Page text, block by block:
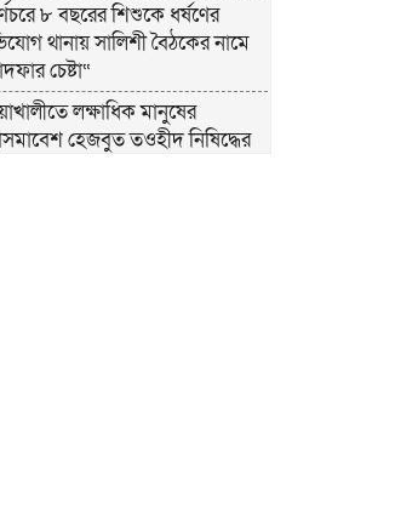
৮ বছরের শিশুকে ধর্ষণের
থানায় সালিশী বৈঠকের নামে
চেষ্টা“
লক্ষাধিক মানুষের
হেজবুত তওহীদ নিষিদ্ধের